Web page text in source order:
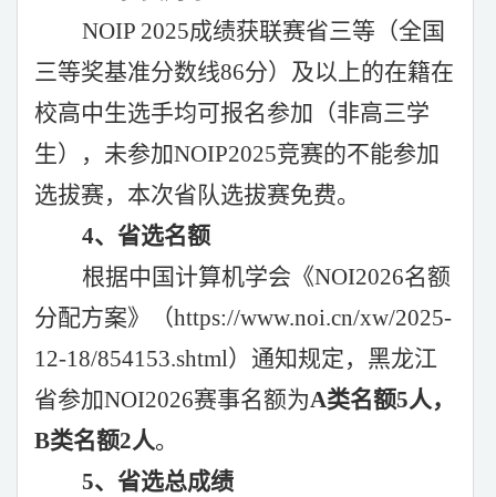
NOIP 2025成绩获联赛省三等（全国
三等奖基准分数线86分）及以上的在籍在
校高中生选手均可报名参加（非高三学
生），未参加NOIP2025竞赛的不能参加
选拔赛，本次省队选拔赛免费。
4、省选名额
根据中国计算机学会《NOI2026名额
分配方案》（https://www.noi.cn/xw/2025-
12-18/854153.shtml）通知规定，黑龙江
省参加NOI2026赛事名额为A类名额5人，
B类名额2人。
5、省选总成绩